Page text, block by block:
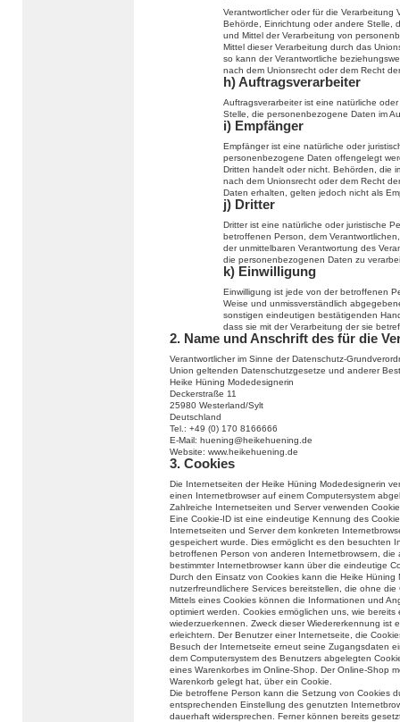
Verantwortlicher oder für die Verarbeitung
Behörde, Einrichtung oder andere Stelle,
und Mittel der Verarbeitung von
Mittel dieser Verarbeitung durch das
so kann der Verantwortliche
nach dem Unionsrecht oder dem Recht
h) Auftragsverarbeiter
Auftragsverarbeiter ist eine natürliche
Stelle, die personenbezogene Daten im
i) Empfänger
Empfänger ist eine natürliche oder
personenbezogene Daten offengelegt
Dritten handelt oder nicht. Behörden, die
nach dem Unionsrecht oder dem Recht
Daten erhalten, gelten jedoch nicht als
j) Dritter
Dritter ist eine natürliche oder juristische
betroffenen Person, dem
der unmittelbaren Verantwortung des
die personenbezogenen Daten zu
k) Einwilligung
Einwilligung ist jede von der betroffenen
Weise und unmissverständlich
sonstigen eindeutigen bestätigenden
dass sie mit der Verarbeitung der sie
2. Name und Anschrift des für die
Verantwortlicher im Sinne der Datenschutz-
Union geltenden Datenschutzgesetze und anderer
Heike Hüning Modedesignerin
Deckerstraße 11
25980 Westerland/Sylt
Deutschland
Tel.: +49 (0) 170 8166666
E-Mail: huening@heikehuening.de
Website: www.heikehuening.de
3. Cookies
Die Internetseiten der Heike Hüning Modedesignerin
einen Internetbrowser auf einem Computersystem
Zahlreiche Internetseiten und Server verwenden
Eine Cookie-ID ist eine eindeutige Kennung des
Internetseiten und Server dem konkreten
gespeichert wurde. Dies ermöglicht es den besuchten
betroffenen Person von anderen Internetbrowsern,
bestimmter Internetbrowser kann über die eindeutige
Durch den Einsatz von Cookies kann die Heike
nutzerfreundlichere Services bereitstellen, die ohne
Mittels eines Cookies können die Informationen und
optimiert werden. Cookies ermöglichen uns, wie
wiederzuerkennen. Zweck dieser Wiedererkennung ist
erleichtern. Der Benutzer einer Internetseite, die
Besuch der Internetseite erneut seine Zugangsdaten
dem Computersystem des Benutzers abgelegten
eines Warenkorbes im Online-Shop. Der Online-Shop
Warenkorb gelegt hat, über ein Cookie.
Die betroffene Person kann die Setzung von Cookies
entsprechenden Einstellung des genutzten
dauerhaft widersprechen. Ferner können bereits